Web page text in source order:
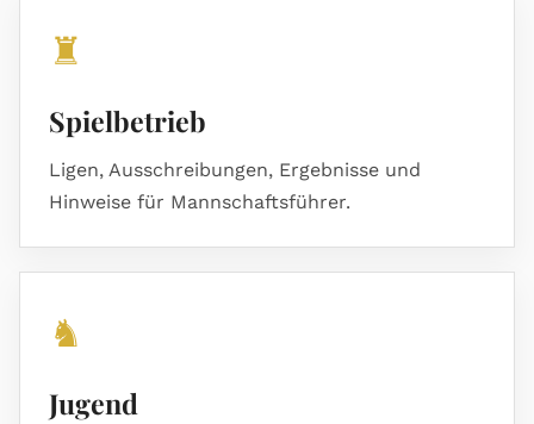
♜
Spielbetrieb
Ligen, Ausschreibungen, Ergebnisse und
Hinweise für Mannschaftsführer.
♞
Jugend